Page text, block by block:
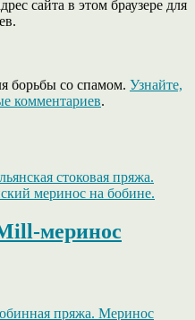
сайта в этом браузере для
борьбы со спамом. Узнайте,
комментариев.
меринос